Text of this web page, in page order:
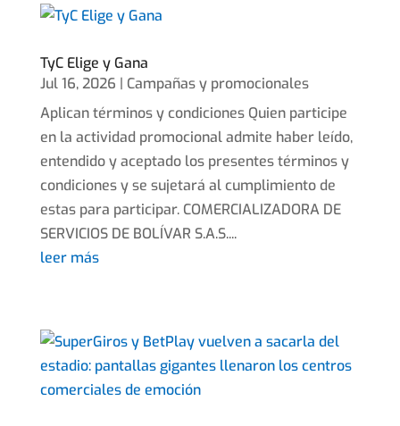
TyC Elige y Gana
Jul 16, 2026 | Campañas y promocionales
Aplican términos y condiciones Quien participe
en la actividad promocional admite haber leído,
entendido y aceptado los presentes términos y
condiciones y se sujetará al cumplimiento de
estas para participar. COMERCIALIZADORA DE
SERVICIOS DE BOLÍVAR S.A.S....
leer más